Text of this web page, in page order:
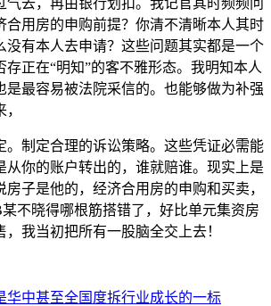
合用房的申购前提？你清不清晰本人其时
没有本人去申请？这些问题其实都是一个
正在“明知”的客不雅形态。我明知本人
是最容易被法院采信的。也能够做为补强
制定合理的诉讼策略。这些凭证必需能
从你的账户转出的，谁就赔谁。现实上是
子是他的，经济合用房的申购和买卖，
不晓得哪根筋搭错了，好比单元集资房
，我当初把所有一股脑全交上去！
华中甚至全国度拆行业成长的一标